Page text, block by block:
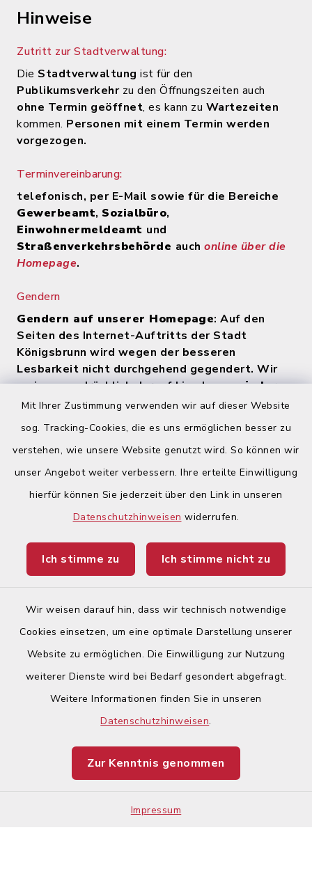
Mit Ihrer Zustimmung verwenden wir auf dieser Website
sog. Tracking-Cookies, die es uns ermöglichen besser zu
verstehen, wie unsere Website genutzt wird. So können wir
unser Angebot weiter verbessern. Ihre erteilte Einwilligung
hierfür können Sie jederzeit über den Link in unseren
Datenschutzhinweisen widerrufen.
Ich stimme zu Ich stimme nicht zu
Wir weisen darauf hin, dass wir technisch notwendige
Cookies einsetzen, um eine optimale Darstellung unserer
Website zu ermöglichen. Die Einwilligung zur Nutzung
weiterer Dienste wird bei Bedarf gesondert abgefragt.
Weitere Informationen finden Sie in unseren
Datenschutzhinweisen.
Zur Kenntnis genommen
Impressum
Hinweise
Zutritt zur Stadtverwaltung:
Die Stadtverwaltung ist für den
Publikumsverkehr zu den Öffnungszeiten auch
ohne Termin geöffnet, es kann zu Wartezeiten
kommen. Personen mit einem Termin werden
vorgezogen.
Terminvereinbarung:
telefonisch, per E-Mail sowie für die Bereiche
Gewerbeamt, Sozialbüro,
Einwohnermeldeamt und
Straßenverkehrsbehörde auch online über die
Homepage.
Gendern
Gendern auf unserer Homepage: Auf den
Seiten des Internet-Auftritts der Stadt
Königsbrunn wird wegen der besseren
Lesbarkeit nicht durchgehend gegendert. Wir
weisen ausdrücklich darauf hin, dasszu jeder
Zeit alle Geschlechter (m/w/d) angesprochen
Quicklinks
Begegnungsland Lech-Wertach
Ticketportal
Barrierefreiheit
Impressum
Sitemap